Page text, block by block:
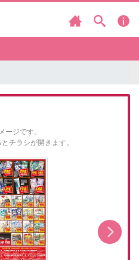
ージです。
チラシが開きます。